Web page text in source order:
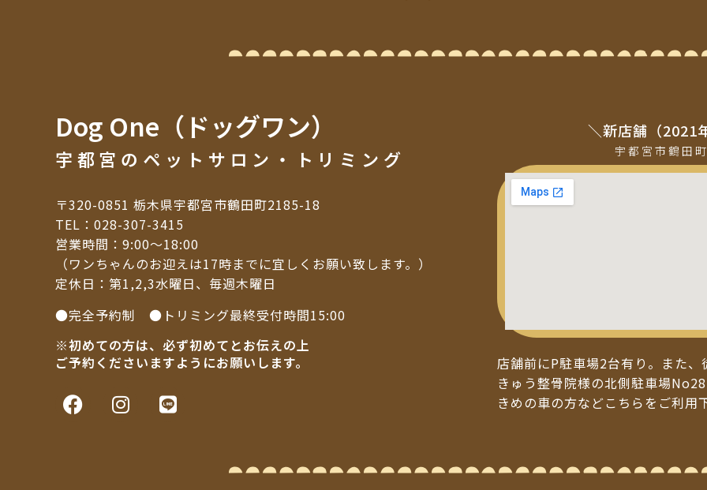
Dog One（ドッグワン）
宇都宮のペットサロン・トリミング
〒320-0851 栃木県宇都宮市鶴田町2185-18
TEL： 028-307-3415
営業時間：9:00～18:00
（ワンちゃんのお迎えは17時までに宜しくお願い致します。）
定休日：第1,2,3水曜日、毎週木曜日
●完全予約制 ●トリミング最終受付時間15:00
※初めての方は、必ず初めてとお伝えの上
ご予約くださいますようにお願いします。
＼新店舗（2021
宇都宮市鶴田
店舗前にP駐車場2台有り。また
きゅう整骨院様の北側駐車場
きめの車の方などこちらをご利用